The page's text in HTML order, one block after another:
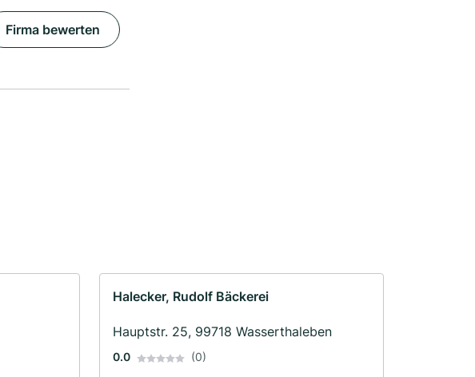
Firma bewerten
Halecker, Rudolf Bäckerei
Hauptstr. 25, 99718 Wasserthaleben
0.0 (0)